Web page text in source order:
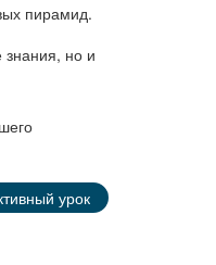
пирамид.
знания, но и
урок